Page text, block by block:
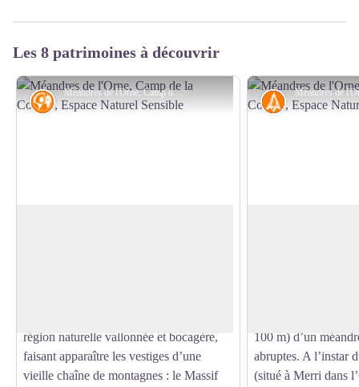
Les 8 patrimoines à découvrir
Méandres de l'Orne, Camp de la Courbe, Espace Naturel Sensible - Christophe Aubert
Géologie
région naturelle vallonnée et bocagère,
faisant apparaître les vestiges d’une
vieille chaîne de montagnes : le Massif
Histoire
100 m) d’un
abruptes. A l’instar
(situé à Merri dans